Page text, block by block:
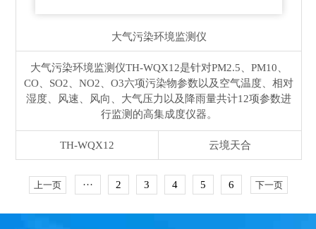
大气污染环境监测仪
大气污染环境监测仪TH-WQX12是针对PM2.5、PM10、
CO、SO2、NO2、O3六项污染物参数以及空气温度、相对
湿度、风速、风向、大气压力以及降雨量共计12项参数进
行监测的高集成度仪器。
TH-WQX12 云境天合
上一页 ··· 2 3 4 5 6 下一页